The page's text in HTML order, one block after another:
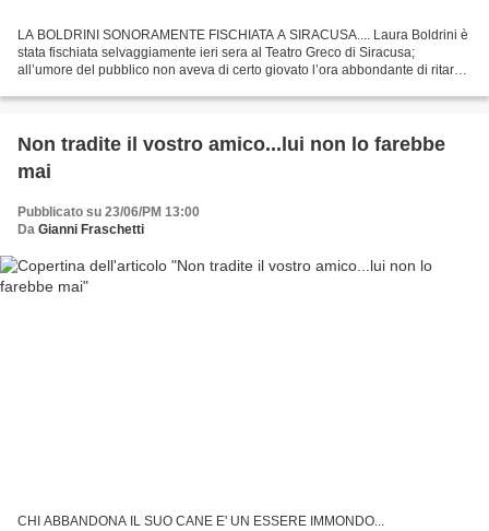
LA BOLDRINI SONORAMENTE FISCHIATA A SIRACUSA.... Laura Boldrini è
stata fischiata selvaggiamente ieri sera al Teatro Greco di Siracusa;
all’umore del pubblico non aveva di certo giovato l’ora abbondante di ritardo
Non tradite il vostro amico...lui non lo farebbe
mai
Pubblicato su 23/06/PM 13:00
Da Gianni Fraschetti
CHI ABBANDONA IL SUO CANE E' UN ESSERE IMMONDO...